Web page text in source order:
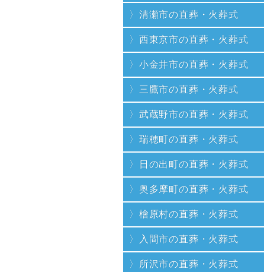
清瀬市の直葬・火葬式
西東京市の直葬・火葬式
小金井市の直葬・火葬式
三鷹市の直葬・火葬式
武蔵野市の直葬・火葬式
瑞穂町の直葬・火葬式
日の出町の直葬・火葬式
奥多摩町の直葬・火葬式
檜原村の直葬・火葬式
入間市の直葬・火葬式
所沢市の直葬・火葬式